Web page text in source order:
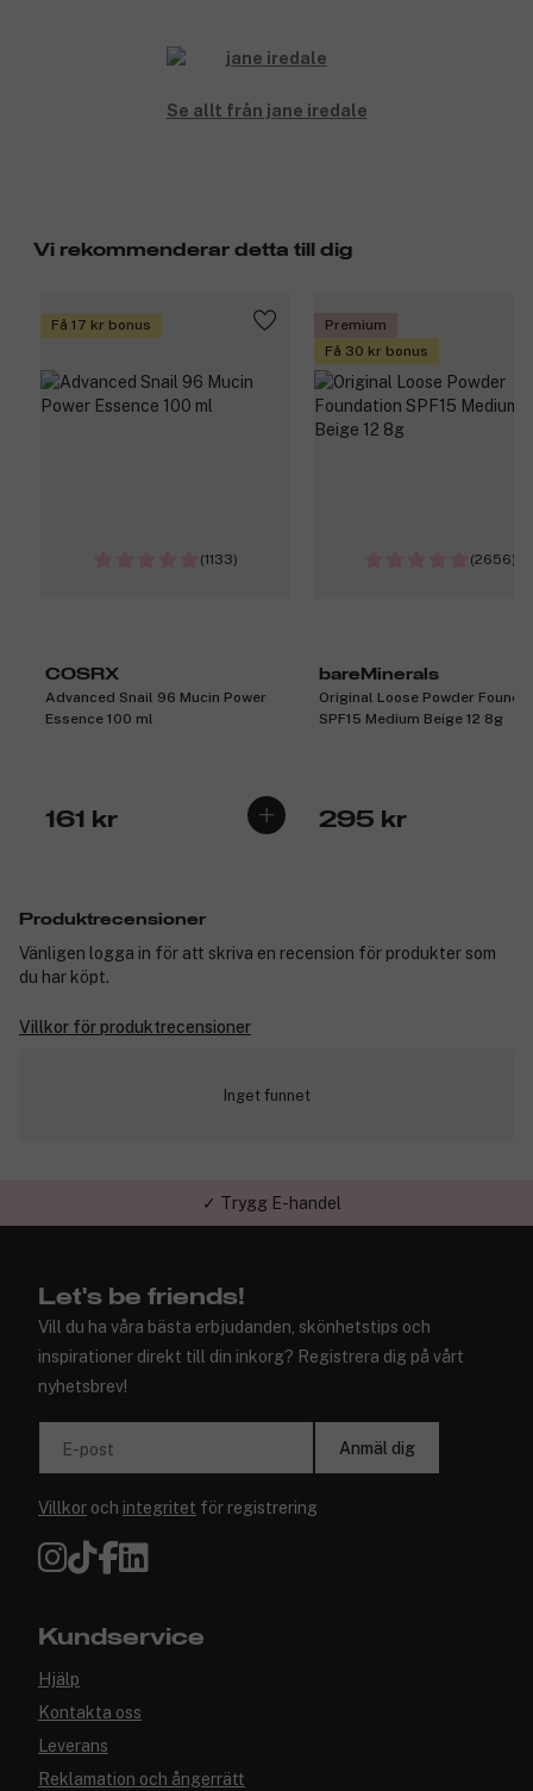
Se allt från jane iredale
Vi rekommenderar detta till dig
Få 17 kr bonus
(1133)
COSRX
Advanced Snail 96 Mucin Power
Essence 100 ml
161 kr
Premium
Få 30 kr bonus
(2656)
bareMinerals
Original Loose Powder
SPF15 Medium Beige 12 8g
295 kr
Produktrecensioner
Vänligen logga in för att skriva en recension för produkter som
du har köpt.
Villkor för produktrecensioner
Inget funnet
✓ Trygg E-handel
Let's be friends!
Vill du ha våra bästa erbjudanden, skönhetstips och
inspirationer direkt till din inkorg? Registrera dig på vårt
nyhetsbrev!
E-post Anmäl dig
Villkor och integritet för registrering
Kundservice
Hjälp
Kontakta oss
Leverans
Reklamation och ångerrätt